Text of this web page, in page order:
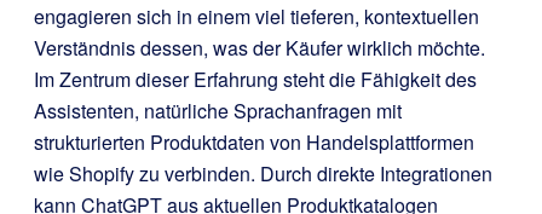
engagieren sich in einem viel tieferen, kontextuellen
Verständnis dessen, was der Käufer wirklich möchte.
Im Zentrum dieser Erfahrung steht die Fähigkeit des
Assistenten, natürliche Sprachanfragen mit
strukturierten Produktdaten von Handelsplattformen
wie Shopify zu verbinden. Durch direkte Integrationen
kann ChatGPT aus aktuellen Produktkatalogen